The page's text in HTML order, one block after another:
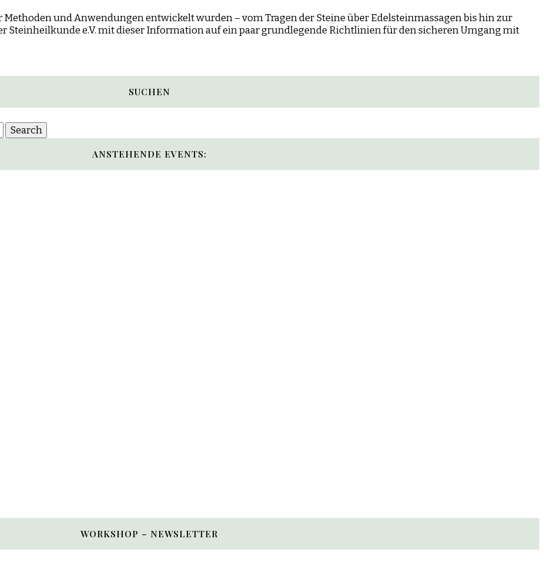
und Anwendungen entwickelt wurden – vom Tragen der Steine über Edelsteinmassagen bis hin zur
Steinheilkunde e.V. mit dieser Information auf ein paar grundlegende Richtlinien für den sicheren Umgang mit
SUCHEN
ANSTEHENDE EVENTS:
WORKSHOP – NEWSLETTER